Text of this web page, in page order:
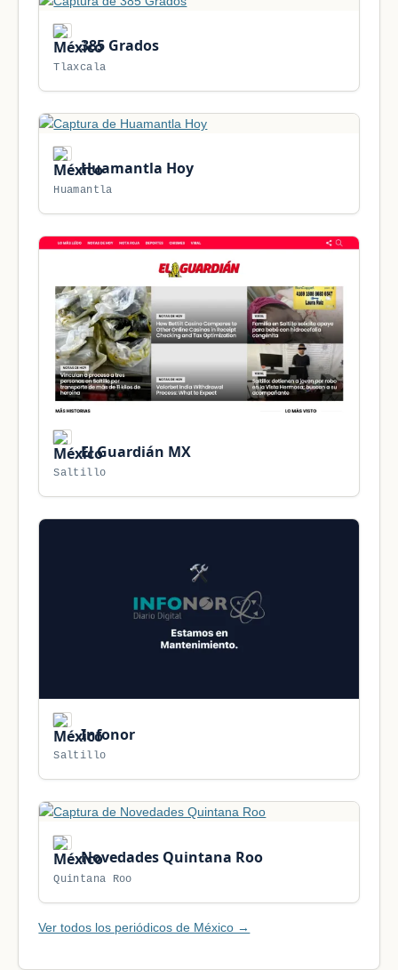
385 Grados
Tlaxcala
Huamantla Hoy
Huamantla
El Guardián MX
Saltillo
Infonor
Saltillo
Novedades Quintana Roo
Quintana Roo
Ver todos los periódicos de México →